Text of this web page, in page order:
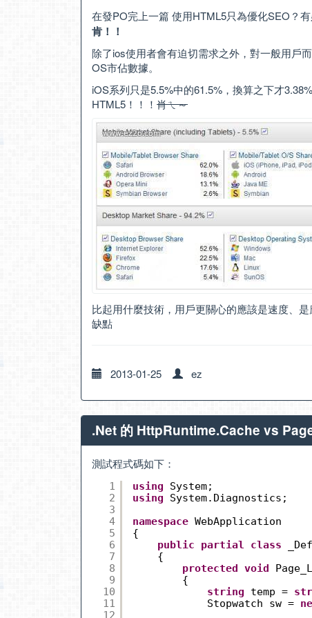
在發PO完上一篇 使用HTML5只為優化SEO？有
肯！！
除了ios使用者會有迫切需求之外，對一般用戶
OS市佔數據。
iOS系列只是5.5%中的61.5%，換算之下才
HTML5！！！ 肖ㄟ～
比起用什麼技術，用戶更關心的應該是速度、
缺點
2013-01-25 ez
.Net 的 HttpRuntime.Cache vs
測試程式碼如下：
1
2
3
4
5
6
7
8
9
10
11
12
using
System;
using
System.Diagnostics;
namespace WebApplication
{
public
partial class
{
protected void
{
string
temp =
Stopwatch sw =